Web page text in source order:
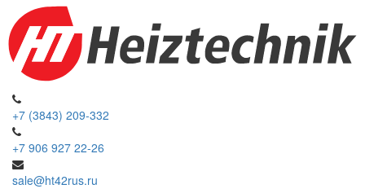
+7 (3843) 209-332
+7 906 927 22-26
sale@ht42rus.ru